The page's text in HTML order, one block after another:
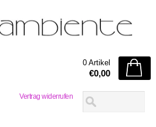
Vertrag widerrufen
0 Artikel
€0,00